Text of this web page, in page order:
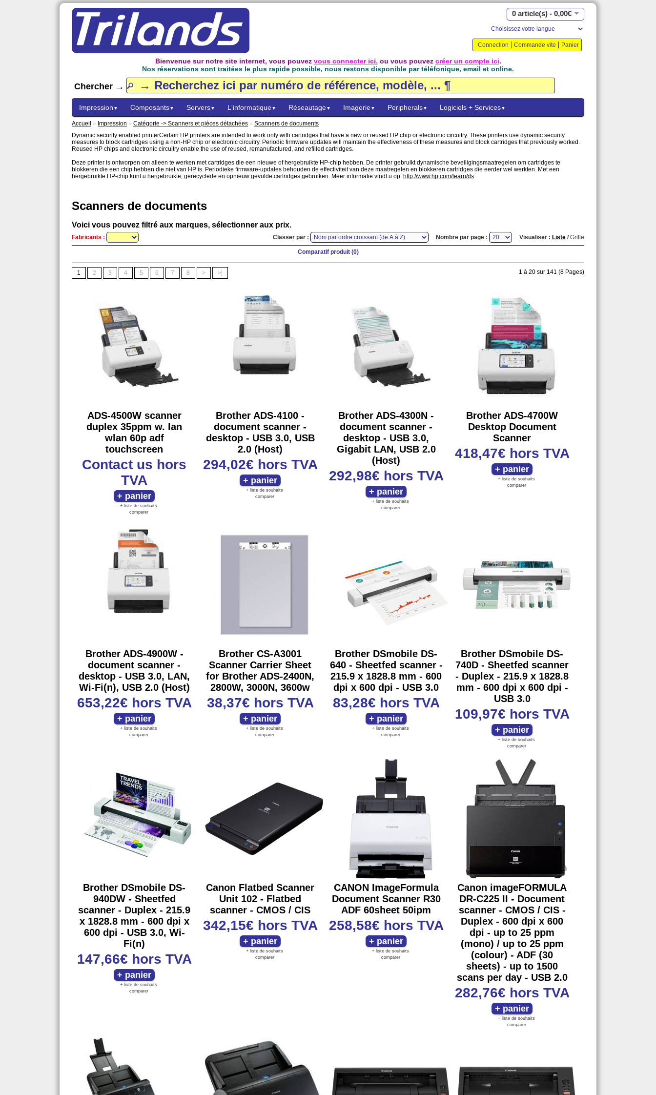
0 article(s) - 0,00€
Connection Commande vite Panier
Bienvenue sur notre site internet, vous pouvez vous connecter ici. ou vous pouvez créer un compte ici.
Nos réservations sont traitées le plus rapide possible, nous restons disponible par téléfonique, email et online.
Chercher →
Impression ▼ Composants▼ Servers▼ L'informatique▼ Réseautage▼ Imagerie▼ Peripherals▼ Logiciels + Services▼
Accueil » Impression » Catégorie -> Scanners et pièces détachées » Scanners de documents
Dynamic security enabled printerCertain HP printers are intended to work only with cartridges that have a new or reused HP chip or electronic circuitry. These printers use dynamic security
measures to block cartridges using a non-HP chip or electronic circuitry. Periodic firmware updates will maintain the effectiveness of these measures and block cartridges that previously worked.
Reused HP chips and electronic circuitry enable the use of reused, remanufactured, and refilled cartridges.
Deze printer is ontworpen om alleen te werken met cartridges die een nieuwe of hergebruikte HP-chip hebben. De printer gebruikt dynamische beveiligingsmaatregelen om cartridges te
blokkeren die een chip hebben die niet van HP is. Periodieke firmware-updates behouden de effectiviteit van deze maatregelen en blokkeren cartridges die eerder wel werkten. Met een
hergebruikte HP-chip kunt u hergebruikte, gerecyclede en opnieuw gevulde cartridges gebruiken. Meer informatie vindt u op: http://www.hp.com/learn/ds
Scanners de documents
Voici vous pouvez filtré aux marques, sélectionner aux prix.
Visualiser : Liste /Grille
Nombre par page :
Classer par :
Fabricants :
Comparatif produit (0)
1 2 3 4 5 6 7 8 > >| 1 à 20 sur 141 (8 Pages)
ADS-4500W scanner
duplex 35ppm w. lan
wlan 60p adf
touchscreen
Contact us hors
TVA
+ liste de souhaits
comparer
Brother ADS-4100 -
document scanner -
desktop - USB 3.0, USB
2.0 (Host)
294,02€ hors TVA
+ liste de souhaits
comparer
Brother ADS-4300N -
document scanner -
desktop - USB 3.0,
Gigabit LAN, USB 2.0
(Host)
292,98€ hors TVA
+ liste de souhaits
comparer
Brother ADS-4700W
Desktop Document
Scanner
418,47€ hors TVA
+ liste de souhaits
comparer
Brother ADS-4900W -
document scanner -
desktop - USB 3.0, LAN,
Wi-Fi(n), USB 2.0 (Host)
653,22€ hors TVA
+ liste de souhaits
comparer
Brother CS-A3001
Scanner Carrier Sheet
for Brother ADS-2400N,
2800W, 3000N, 3600w
38,37€ hors TVA
+ liste de souhaits
comparer
Brother DSmobile DS-
640 - Sheetfed scanner -
215.9 x 1828.8 mm - 600
dpi x 600 dpi - USB 3.0
83,28€ hors TVA
+ liste de souhaits
comparer
Brother DSmobile DS-
740D - Sheetfed scanner
- Duplex - 215.9 x 1828.8
mm - 600 dpi x 600 dpi -
USB 3.0
109,97€ hors TVA
+ liste de souhaits
comparer
Brother DSmobile DS-
940DW - Sheetfed
scanner - Duplex - 215.9
x 1828.8 mm - 600 dpi x
600 dpi - USB 3.0, Wi-
Fi(n)
147,66€ hors TVA
+ liste de souhaits
comparer
Canon Flatbed Scanner
Unit 102 - Flatbed
scanner - CMOS / CIS
342,15€ hors TVA
+ liste de souhaits
comparer
CANON ImageFormula
Document Scanner R30
ADF 60sheet 50ipm
258,58€ hors TVA
+ liste de souhaits
comparer
Canon imageFORMULA
DR-C225 II - Document
scanner - CMOS / CIS -
Duplex - 600 dpi x 600
dpi - up to 25 ppm
(mono) / up to 25 ppm
(colour) - ADF (30
sheets) - up to 1500
scans per day - USB 2.0
282,76€ hors TVA
+ liste de souhaits
comparer